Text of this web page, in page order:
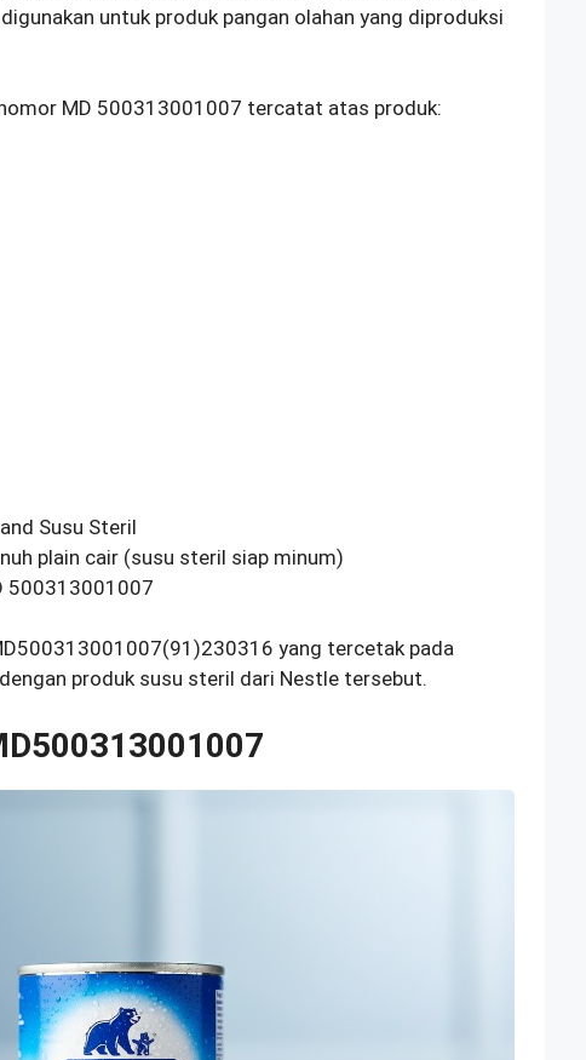
untuk produk pangan olahan yang diproduksi
MD 500313001007 tercatat atas produk:
Susu Steril
plain cair (susu steril siap minum)
500313001007
yang tercetak pada
produk susu steril dari Nestle tersebut.